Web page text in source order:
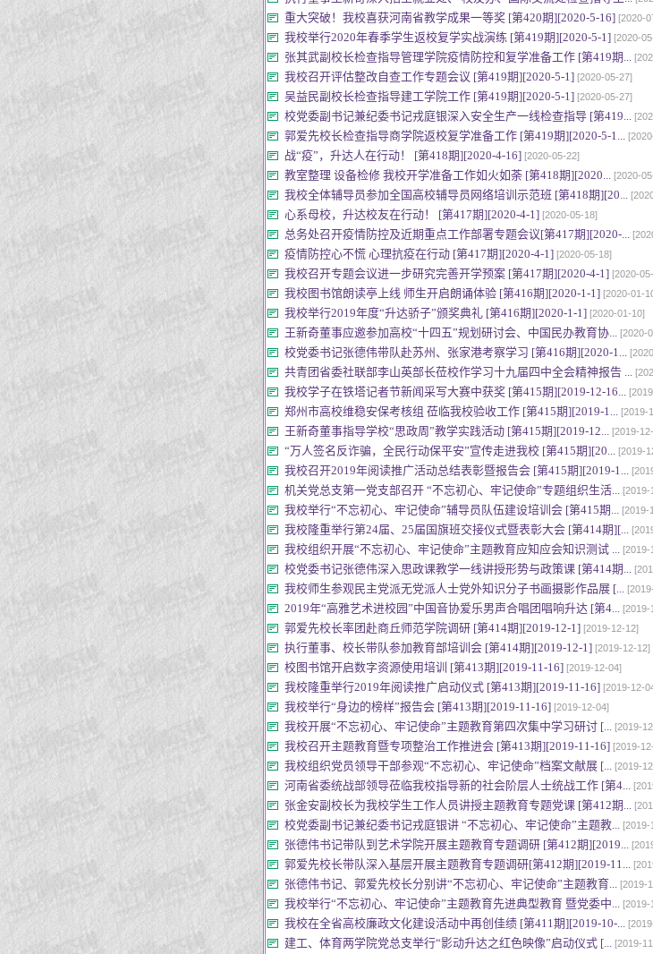
重大突破！我校喜获河南省教学成果一等奖 [第420期][2020-5-16] [2020-
我校举行2020年春季学生返校复学实战演练 [第419期][2020-5-1] [2020-
张其武副校长检查指导管理学院疫情防控和复学准备工作 [第419期...
我校召开评估整改自查工作专题会议 [第419期][2020-5-1] [2020-05-27]
吴益民副校长检查指导建工学院工作 [第419期][2020-5-1] [2020-05-27]
校党委副书记兼纪委书记戎庭银深入安全生产一线检查指导 [第419...
郭爱先校长检查指导商学院返校复学准备工作 [第419期][2020-5-1...
战“疫”，升达人在行动！ [第418期][2020-4-16] [2020-05-22]
教室整理 设备检修 我校开学准备工作如火如荼 [第418期][2020... [2020-
我校全体辅导员参加全国高校辅导员网络培训示范班 [第418期][20...
心系母校，升达校友在行动！ [第417期][2020-4-1] [2020-05-18]
总务处召开疫情防控及近期重点工作部署专题会议[第417期][2020-...
疫情防控心不慌 心理抗疫在行动 [第417期][2020-4-1] [2020-05-18]
我校召开专题会议进一步研究完善开学预案 [第417期][2020-4-1] [2020-
我校图书馆朗读亭上线 师生开启朗诵体验 [第416期][2020-1-1] [2020-01-
我校举行2019年度“升达骄子”颁奖典礼 [第416期][2020-1-1] [2020-01-10]
王新奇董事应邀参加高校“十四五”规划研讨会、中国民办教育协... [2020-
校党委书记张德伟带队赴苏州、张家港考察学习 [第416期][2020-1...
共青团省委社联部李山英部长莅校作学习十九届四中全会精神报告 ...
我校学子在铁塔记者节新闻采写大赛中获奖 [第415期][2019-12-16...
郑州市高校维稳安保考核组 莅临我校验收工作 [第415期][2019-1... [2019-
王新奇董事指导学校“思政周”教学实践活动 [第415期][2019-12... [2019-
“万人签名反诈骗，全民行动保平安”宣传走进我校 [第415期][20... [2019-
我校召开2019年阅读推广活动总结表彰暨报告会 [第415期][2019-1...
机关党总支第一党支部召开 “不忘初心、牢记使命”专题组织生活... [2019-
我校举行“不忘初心、牢记使命”辅导员队伍建设培训会 [第415期... [2019-
我校隆重举行第24届、25届国旗班交接仪式暨表彰大会 [第414期][...
我校组织开展“不忘初心、牢记使命”主题教育应知应会知识测试 ... [2019-
校党委书记张德伟深入思政课教学一线讲授形势与政策课 [第414期...
我校师生参观民主党派无党派人士党外知识分子书画摄影作品展 [...
2019年“高雅艺术进校园”中国音协爱乐男声合唱团唱响升达 [第4... [2019-
郭爱先校长率团赴商丘师范学院调研 [第414期][2019-12-1] [2019-12-12]
执行董事、校长带队参加教育部培训会 [第414期][2019-12-1] [2019-12-12]
校图书馆开启数字资源使用培训 [第413期][2019-11-16] [2019-12-04]
我校隆重举行2019年阅读推广启动仪式 [第413期][2019-11-16] [2019-12-
我校举行“身边的榜样”报告会 [第413期][2019-11-16] [2019-12-04]
我校开展“不忘初心、牢记使命”主题教育第四次集中学习研讨 [... [2019-
我校召开主题教育暨专项整治工作推进会 [第413期][2019-11-16] [2019-
我校组织党员领导干部参观“不忘初心、牢记使命”档案文献展 [... [2019-
河南省委统战部领导莅临我校指导新的社会阶层人士统战工作 [第4...
张金安副校长为我校学生工作人员讲授主题教育专题党课 [第412期...
校党委副书记兼纪委书记戎庭银讲 “不忘初心、牢记使命”主题教... [2019-
张德伟书记带队到艺术学院开展主题教育专题调研 [第412期][2019...
郭爱先校长带队深入基层开展主题教育专题调研[第412期][2019-11...
张德伟书记、郭爱先校长分别讲“不忘初心、牢记使命”主题教育... [2019-
我校举行“不忘初心、牢记使命”主题教育先进典型教育 暨党委中... [2019-
我校在全省高校廉政文化建设活动中再创佳绩 [第411期][2019-10-...
建工、体育两学院党总支举行“影动升达之红色映像”启动仪式 [... [2019-